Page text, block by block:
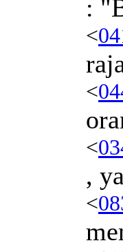
:
<
<
<
,
<